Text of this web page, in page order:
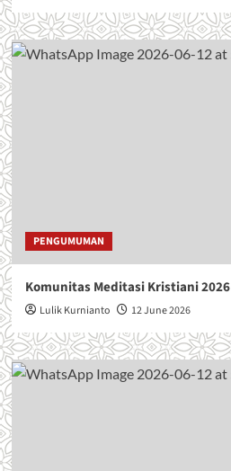
PENGUMUMAN
Komunitas Meditasi Kristiani 2026
Lulik Kurnianto 12 June 2026